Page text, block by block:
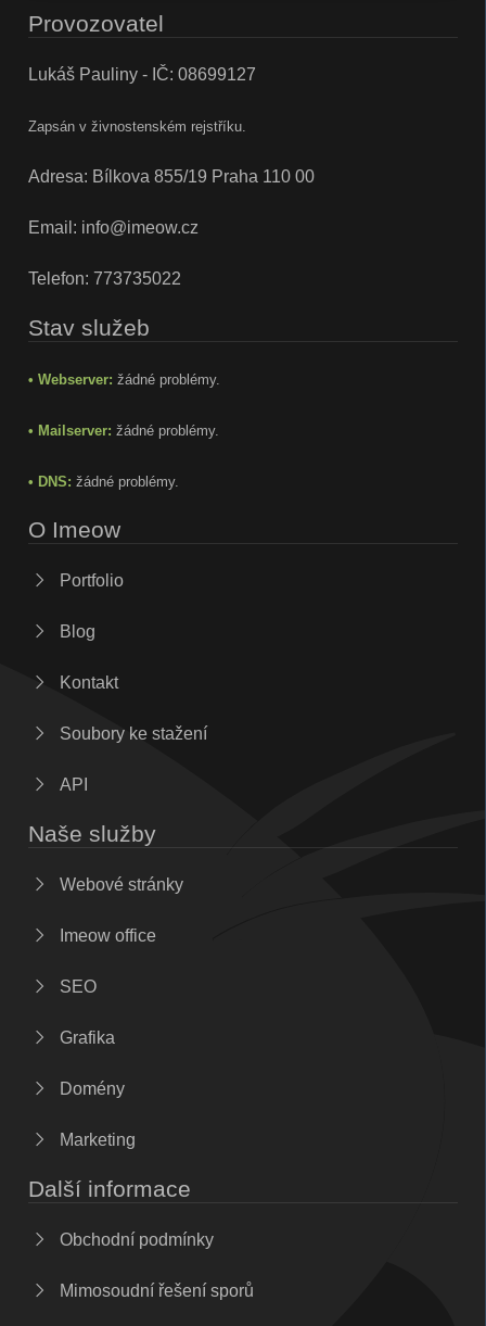
Provozovatel
Lukáš Pauliny - IČ: 08699127
Zapsán v živnostenském rejstříku.
Adresa: Bílkova 855/19 Praha 110 00
Email: info@imeow.cz
Telefon: 773735022
Stav služeb
• Webserver: žádné problémy.
• Mailserver: žádné problémy.
• DNS: žádné problémy.
O Imeow
Portfolio
Blog
Kontakt
Soubory ke stažení
API
Naše služby
Webové stránky
Imeow office
SEO
Grafika
Domény
Marketing
Další informace
Obchodní podmínky
Mimosoudní řešení sporů